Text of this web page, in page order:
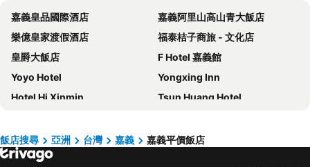
嘉義皇品國際酒店
嘉義阿里山高山青大飯店
樂億皇家渡假酒店
福泰桔子商旅 - 文化店
皇爵大飯店
F Hotel 嘉義館
Yoyo Hotel
Yongxing Inn
Hotel Hi Xinmin
Tsun Huang Hotel
Dreamer Hotel
嘉義觀止飯店
Maison de Chine Hotel Chiayi
飯店搜尋 亞洲 台灣 嘉義 嘉義平價飯店